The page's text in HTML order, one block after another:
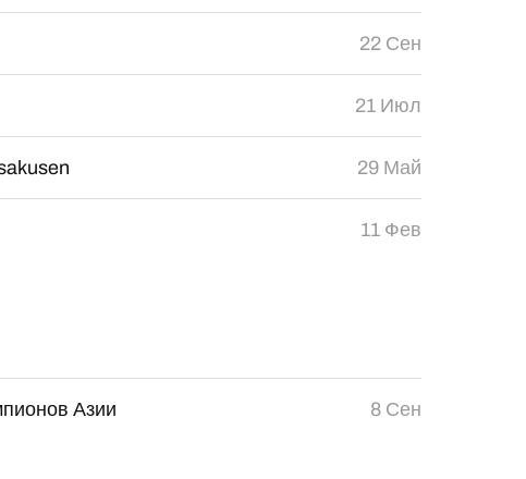
22 Сен
21 Июл
29 Май
11 Фев
Азии 8 Сен